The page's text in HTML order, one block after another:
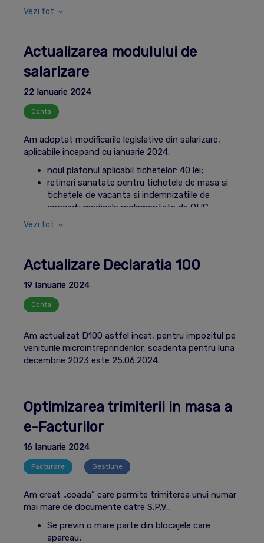
furnizor si stergere document;
Vezi tot
Actualizarea modulului de
salarizare
22 Ianuarie 2024
Conta
Am adoptat modificarile legislative din salarizare,
aplicabile incepand cu ianuarie 2024:
noul plafonul aplicabil tichetelor: 40 lei;
retineri sanatate pentru tichetele de masa si
tichetele de vacanta si indemnizatiile de
concedii medicale reglementate de OUG
158/2005;
constructii, agricultura si industrie alimentara si
IT scade la 20.25%);
actualizare salariu mediu pe economie pe 2024:
Vezi tot
Actualizare Declaratia 100
19 Ianuarie 2024
Conta
Am actualizat D100 astfel incat, pentru impozitul pe
veniturile microintreprinderilor, scadenta pentru luna
decembrie 2023 este 25.06.2024.
Optimizarea trimiterii in masa a
e-Facturilor
16 Ianuarie 2024
Facturare Gestiune
Am creat „coada” care permite trimiterea unui numar
mai mare de documente catre S.P.V.:
Se previn o mare parte din blocajele care
apareau;